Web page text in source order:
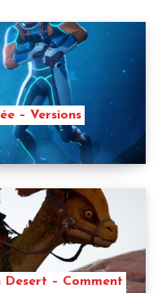
– Versions
Desert – Comment